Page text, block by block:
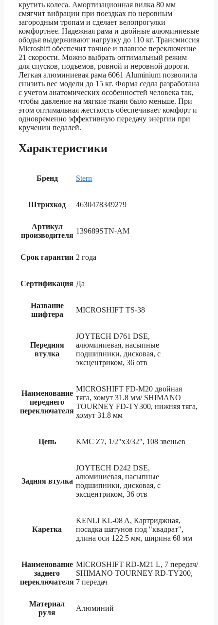
крутить колеса. Амортизационная вилка 80 мм
смягчит вибрации при поездках по неровным
загородным тропам и сделает велопрогулки
комфортнее. Надежная рама и двойные алюминиевые
ободья выдерживают нагрузку до 110 кг. Трансмиссия
Microshift обеспечит точное и плавное переключение
21 скорости. Можно выбрать оптимальный режим
для спусков, подъемов, ровной и неровной дороги.
Легкая алюминиевая рама 6061 Aluminium позволила
снизить вес модели до 15 кг. Форма седла разработана
с учетом анатомических особенностей человека так,
чтобы давление на мягкие ткани было меньше. При
этом оптимальная жесткость обеспечивает комфорт и
одновременно эффективную передачу энергии при
кручении педалей.
Характеристики
Бренд Stern
Штрихкод 4630478349279
Артикул
производителя
139689STN-AM
Срок гарантии 2 года
Сертификация Да
Название
шифтера
MICROSHIFT TS-38
Передняя
втулка
JOYTECH D761 DSE,
алюминиевая, насыпные
подшипники, дисковая, с
эксцентриком, 36 отв
Наименование
переднего
переключателя
MICROSHIFT FD-M20 двойная
тяга, хомут 31.8 мм/ SHIMANO
TOURNEY FD-TY300, нижняя тяга,
хомут 31.8 мм
Цепь KMC Z7, 1/2"x3/32", 108 звеньев
Задняя втулка
JOYTECH D242 DSE,
алюминиевая, насыпные
подшипники, дисковая, с
эксцентриком, 36 отв
Каретка
KENLI KL-08 A, Картриджная,
посадка шатунов под "квадрат",
длина оси 122.5 мм, ширина 68 мм
Наименование
заднего
переключателя
MICROSHIFT RD-M21 L, 7 передач/
SHIMANO TOURNEY RD-TY200,
7 передач
Материал
руля
Алюминий